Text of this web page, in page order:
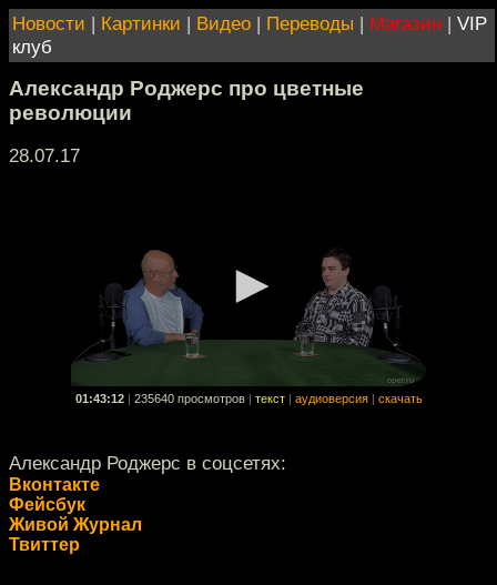
Новости | Картинки | Видео | Переводы | Магазин | VIP
клуб
Александр Роджерс про цветные
революции
28.07.17
01:43:12 235640 просмотров текст аудиоверсия скачать
Александр Роджерс в соцсетях:
Вконтакте
Фейсбук
Живой Журнал
Твиттер